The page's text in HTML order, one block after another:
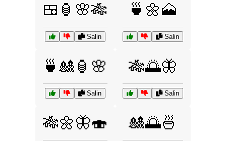
🍱🏮🌸🎋
Salin
🍵🌼🗻
Salin
🍵🎎🏮🌸
Salin
🎋🌅🦋
Salin
🎋🌼🦋🍣 🎎🌅🍜